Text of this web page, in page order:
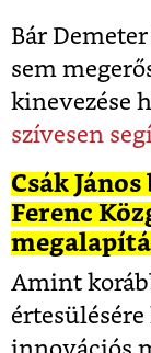
Bár
sem
kinevezése
szívesen
Csák
Ferenc
Amint